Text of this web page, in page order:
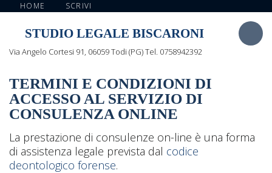
HOME SCRIVI
STUDIO LEGALE BISCARONI
Via Angelo Cortesi 91, 06059 Todi (PG) Tel. 0758942392
TERMINI E CONDIZIONI DI
ACCESSO AL SERVIZIO DI
CONSULENZA ONLINE
La prestazione di consulenze on-line è una forma
di assistenza legale prevista dal codice
deontologico forense.